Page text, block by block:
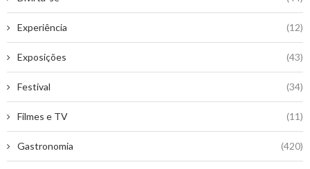
Experiência (12)
Exposições (43)
Festival (34)
Filmes e TV (11)
Gastronomia (420)